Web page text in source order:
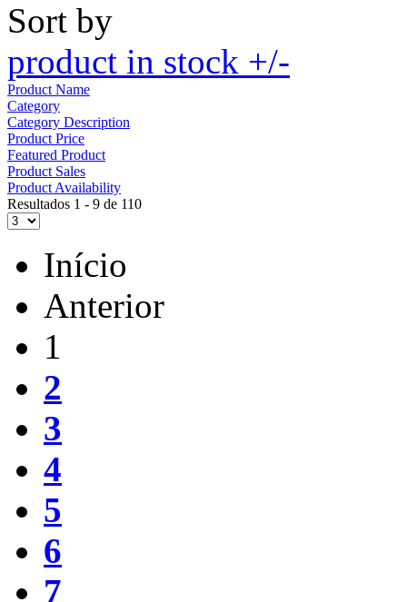
Sort by
product in stock +/-
Product Name
Category
Category Description
Product Price
Featured Product
Product Sales
Product Availability
Resultados 1 - 9 de 110
Início
Anterior
1
2
3
4
5
6
7